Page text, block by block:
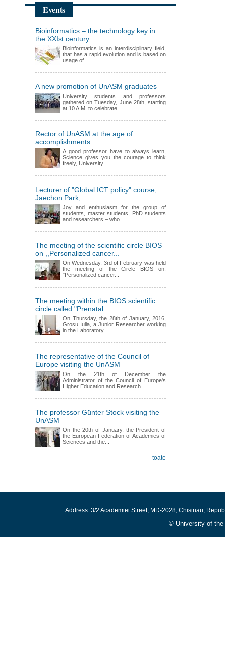
Events
Bioinformatics – the technology key in
the XXIst century
Bioinformatics is an interdisciplinary field,
that has a rapid evolution and is based on
usage of...
A new promotion of UnASM graduates
University students and professors
gathered on Tuesday, June 28th, starting
at 10 A.M. to celebrate...
Rector of UnASM at the age of
accomplishments
A good professor have to always learn,
Science gives you the courage to think
freely, University...
Lecturer of "Global ICT policy" course,
Jaechon Park,...
Joy and enthusiasm for the group of
students, master students, PhD students
and researchers – who...
The meeting of the scientific circle BIOS
on ,,Personalized cancer...
On Wednesday, 3rd of February was held
the meeting of the Circle BIOS on:
"Personalized cancer...
The meeting within the BIOS scientific
circle called "Prenatal...
On Thursday, the 28th of January, 2016,
Grosu Iulia, a Junior Researcher working
in the Laboratory...
The representative of the Council of
Europe visiting the UnASM
On the 21th of December the
Administrator of the Council of Europe's
Higher Education and Research...
The professor Günter Stock visiting the
UnASM
On the 20th of January, the President of
the European Federation of Academies of
Sciences and the...
toate
Address: 3/2 Academiei Street, MD-2028, Chisinau,
© University of the